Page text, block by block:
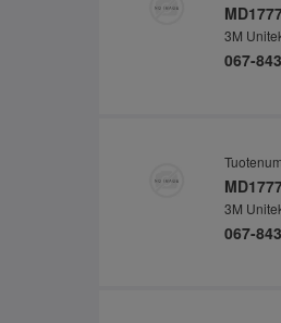
3M
067-
3M
067-